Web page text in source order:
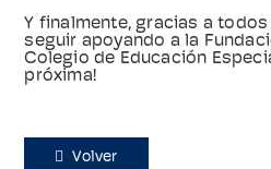
Y finalmente, gracias a
seguir apoyando a la
Colegio de Educación
próxima!
Volver